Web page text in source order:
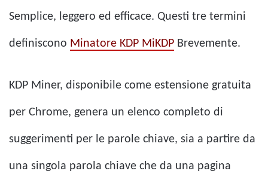
Semplice, leggero ed efficace. Questi tre termini
definiscono Minatore KDP MiKDP Brevemente.
KDP Miner, disponibile come estensione gratuita
per Chrome, genera un elenco completo di
suggerimenti per le parole chiave, sia a partire da
una singola parola chiave che da una pagina